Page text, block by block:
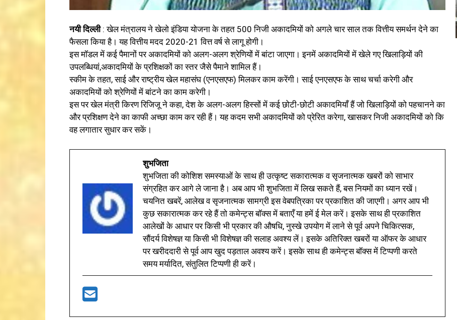
नयी दिल्ली: खेल मंत्रालय ने खेलो इंडिया योजना के तहत 500 निजी अकादमियों को अगले चार साल तक वित्तीय समर्थन देने का
फैसला किया है। यह वित्तीय मदद 2020-21 वित्त वर्ष से लागू होगी।
इस मॉडल में कई पैमानों पर अकादमियों को अलग-अलग श्रेणियों में बांटा जाएगा। इनमें अकादमियों में खेले गए खिलाड़ियों की
उपलब्धियां,अकादमियों के प्रशिक्षकों का स्तर जैसे पैमाने शामिल हैं।
स्कीम के तहत, साई और राष्ट्रीय खेल महासंघ (एनएसएफ) मिलकर काम करेंगी। साई एनएसएफ के साथ चर्चा करेगी और
अकादमियों को श्रेणियों में बांटने का काम करेगी।
इस पर खेल मंत्री किरण रिजिजू ने कहा, देश के अलग-अलग हिस्सों में कई छोटी-छोटी अकादमियाँ हैं जो खिलाड़ियों को पहचानने का
और प्रशिक्षण देने का काफी अच्छा काम कर रही हैं। यह कदम सभी अकादमियों को प्रेरित करेगा, खासकर निजी अकादमियों को कि
वह लगातार सुधार कर सकें।
शुभजिता
शुभजिता की कोशिश समस्याओं के साथ ही उत्कृष्ट सकारात्मक व सृजनात्मक खबरों को साभार
संग्रहित कर आगे ले जाना है। अब आप भी शुभजिता में लिख सकते हैं, बस नियमों का ध्यान रखें।
चयनित खबरें, आलेख व सृजनात्मक सामग्री इस वेबपत्रिका पर प्रकाशित की जाएगी। अगर आप भी
कुछ सकारात्मक कर रहे हैं तो कमेन्ट्स बॉक्स में बताएँ या हमें ई मेल करें। इसके साथ ही प्रकाशित
आलेखों के आधार पर किसी भी प्रकार की औषधि, नुस्खे उपयोग में लाने से पूर्व अपने चिकित्सक,
सौंदर्य विशेषज्ञ या किसी भी विशेषज्ञ की सलाह अवश्य लें। इसके अतिरिक्त खबरों या ऑफर के आधार
पर खरीददारी से पूर्व आप खुद पड़ताल अवश्य करें। इसके साथ ही कमेन्ट्स बॉक्स में टिप्पणी करते
समय मर्यादित, संतुलित टिप्पणी ही करें।